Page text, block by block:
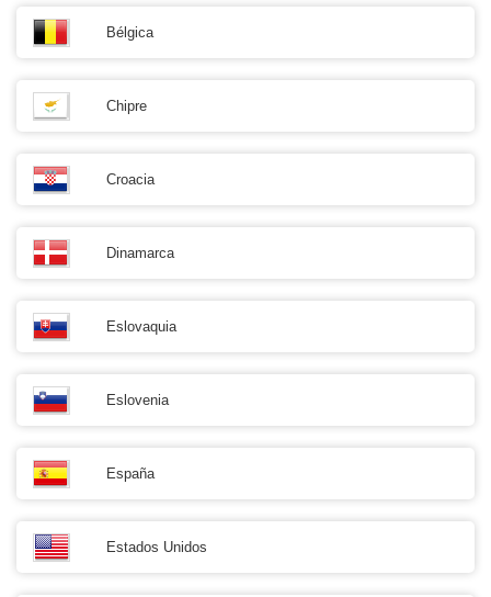
Bélgica
Chipre
Croacia
Dinamarca
Eslovaquia
Eslovenia
España
Estados Unidos